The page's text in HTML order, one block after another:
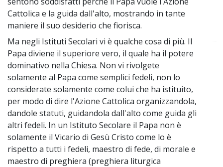
Cattolica e la guida dall'alto, mostrando in tante
maniere il suo desiderio che fiorisca.
Ma negli Istituti Secolari vi è qualche cosa di più. Il
Papa diviene il superiore vero, il quale ha il potere
dominativo nella Chiesa. Non vi rivolgete
solamente al Papa come semplici fedeli, non lo
considerate solamente come colui che ha istituito,
per modo di dire l'Azione Cattolica organizzandola,
dandole statuti, guidandola dall'alto come guida gli
altri fedeli. In un Istituto Secolare il Papa non è
solamente il Vicario di Gesù Cristo come lo è
rispetto a tutti i fedeli, maestro di fede, di morale e
maestro di preghiera (preghiera liturgica